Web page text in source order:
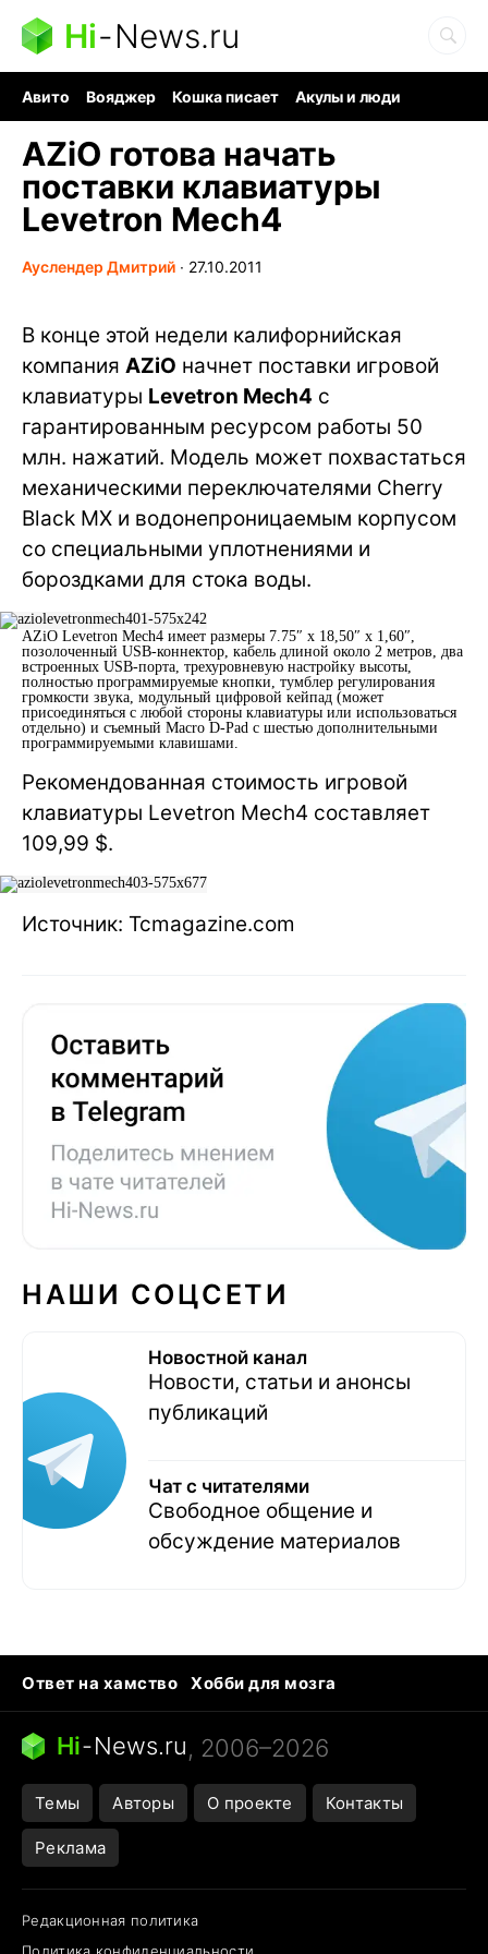
Hi-News.ru
Авито Вояджер Кошка писает
Акулы и люди
AZiO готова начать
поставки клавиатуры
Levetron Mech4
Ауслендер Дмитрий ∙ 27.10.2011
В конце этой недели калифорнийская
компания AZiO начнет поставки игровой
клавиатуры Levetron Mech4 с
гарантированным ресурсом работы 50
млн. нажатий. Модель может похвастаться
механическими переключателями Cherry
Black MX и водонепроницаемым корпусом
со специальными уплотнениями и
бороздками для стока воды.
AZiO Levetron Mech4 имеет размеры 7.75″ х 18,50″ х 1,60″,
позолоченный USB-коннектор, кабель длиной около 2 метров, два
встроенных USB-порта, трехуровневую настройку высоты,
полностью программируемые кнопки, тумблер регулирования
громкости звука, модульный цифровой кейпад (может
присоединяться с любой стороны клавиатуры или использоваться
отдельно) и съемный Macro D-Pad с шестью дополнительными
программируемыми клавишами.
Рекомендованная стоимость игровой
клавиатуры Levetron Mech4 составляет
109,99 $.
Источник: Tcmagazine.com
НАШИ СОЦСЕТИ
Новостной канал
Новости, статьи и анонсы
публикаций
Чат с читателями
Свободное общение и
обсуждение материалов
Ответ на хамство
Хобби для мозга
Бензин 100 vs 95
Тунцы в океанариуме
Следующая пандемия
Hi-News.ru, 2006–2026
Темы Авторы О проекте Контакты
Реклама
Редакционная политика